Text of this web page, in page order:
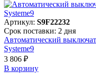
Артикул: S9F22232
Срок поставки: 2 дня
Автоматический
Systeme9
3 806 ₽
В корзинy